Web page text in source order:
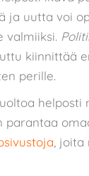
ja uutta voi
valmiiksi.
kiinnittää
perille.
helposti
parantaa
,